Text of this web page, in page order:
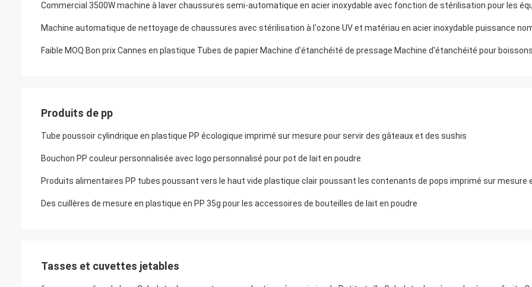
Commercial 3500W machine à laver chaussures semi-automatique en acier inoxydable avec fonction de stérilisation pour les
Machine automatique de nettoyage de chaussures avec stérilisation à l'ozone UV et matériau en acier inoxydable puissance
Faible MOQ Bon prix Cannes en plastique Tubes de papier Machine d'étanchéité de pressage Machine d'étanchéité pour
Produits de pp
Tube poussoir cylindrique en plastique PP écologique imprimé sur mesure pour servir des gâteaux et des sushis
Bouchon PP couleur personnalisée avec logo personnalisé pour pot de lait en poudre
Des cuillères de mesure en plastique en PP 35g pour les accessoires de bouteilles de lait en poudre
Tasses et cuvettes jetables